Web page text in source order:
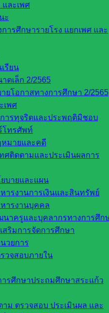
ละเพศ
ะ
ารศึกษารายโรง แยกเพศ และ
รียน
ดเล็ก 2/2565
ยโอกาสทางการศึกษา 2/2565
เพศ
การทุจริตและประพฤติมิชอบ
โทรศัพท์
หมายและคดี
ศติดตามและประเมินผลการ
บายและแผน
ารงานการเงินและสินทรัพย์
ารงานบุคคล
าครูและบุคลากรทางการศึก
สริมการจัดการศึกษา
วยการ
วจสอบภายใน
รศึกษาประถมศึกษาสระแก้ว
ม ตรวจสอบ ประเมินผล และ